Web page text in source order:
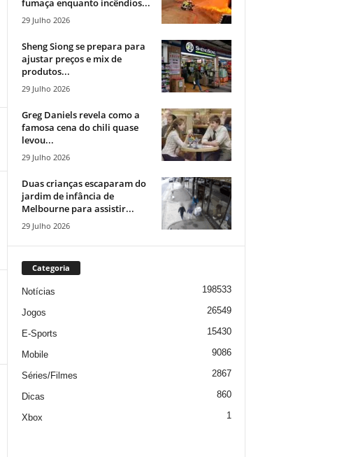
fumaça enquanto incêndios...
29 Julho 2026
Sheng Siong se prepara para
ajustar preços e mix de
produtos...
29 Julho 2026
Greg Daniels revela como a
famosa cena do chili quase
levou...
29 Julho 2026
Duas crianças escaparam do
jardim de infância de
Melbourne para assistir...
29 Julho 2026
Categoria
Notícias 198533
Jogos 26549
E-Sports 15430
Mobile 9086
Séries/Filmes 2867
Dicas 860
Xbox 1